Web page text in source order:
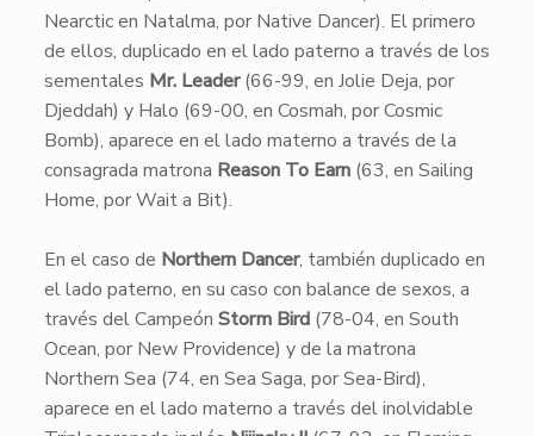
Nearctic en Natalma, por Native Dancer). El primero
de ellos, duplicado en el lado paterno a través de los
sementales Mr. Leader(66-99, en Jolie Deja, por
Djeddah) y Halo (69-00, en Cosmah, por Cosmic
Bomb), aparece en el lado materno a través de la
consagrada matrona Reason To Earn(63, en Sailing
Home, por Wait a Bit).
En el caso de Northern Dancer, también duplicado en
el lado paterno, en su caso con balance de sexos, a
través del Campeón Storm Bird(78-04, en South
Ocean, por New Providence) y de la matrona
Northern Sea (74, en Sea Saga, por Sea-Bird),
aparece en el lado materno a través del inolvidable